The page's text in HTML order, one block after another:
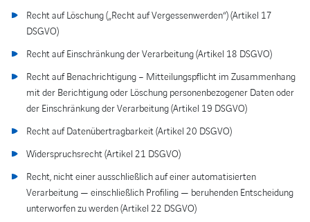
Recht auf Löschung („Recht auf Vergessenwerden“) (Artikel 17
DSGVO)
Recht auf Einschränkung der Verarbeitung (Artikel 18 DSGVO)
Recht auf Benachrichtigung – Mitteilungspflicht im Zusammenhang
mit der Berichtigung oder Löschung personenbezogener Daten oder
der Einschränkung der Verarbeitung (Artikel 19 DSGVO)
Recht auf Datenübertragbarkeit (Artikel 20 DSGVO)
Widerspruchsrecht (Artikel 21 DSGVO)
Recht, nicht einer ausschließlich auf einer automatisierten
Verarbeitung — einschließlich Profiling — beruhenden Entscheidung
unterworfen zu werden (Artikel 22 DSGVO)